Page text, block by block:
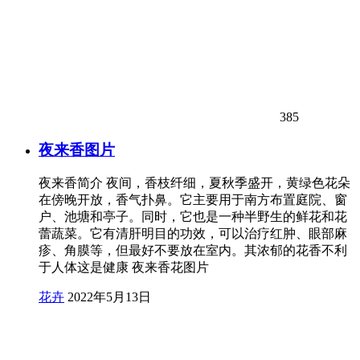
385
夜来香图片
夜来香简介 夜间，香枝纤细，夏秋季盛开，黄绿色花朵
在傍晚开放，香气扑鼻。它主要用于南方布置庭院、窗
户、池塘和亭子。同时，它也是一种半野生的鲜花和花
蕾蔬菜。它有清肝明目的功效，可以治疗红肿、眼部麻
疹、角膜等，但最好不要放在室内。其浓郁的花香不利
于人体这是健康 夜来香花图片
花卉 2022年5月13日